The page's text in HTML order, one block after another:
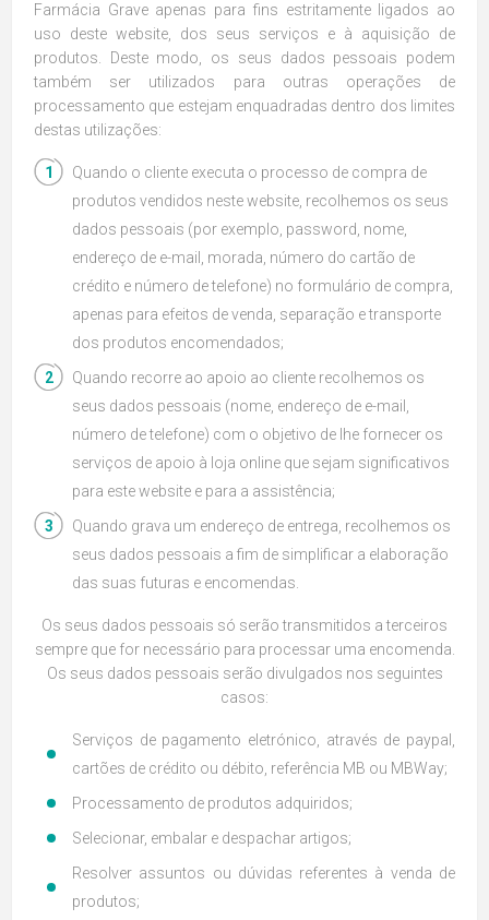
Farmácia Grave apenas para fins estritamente ligados ao
uso deste website, dos seus serviços e à aquisição de
produtos. Deste modo, os seus dados pessoais podem
também ser utilizados para outras operações de
processamento que estejam enquadradas dentro dos limites
destas utilizações:
Quando o cliente executa o processo de compra de
produtos vendidos neste website, recolhemos os seus
dados pessoais (por exemplo, password, nome,
endereço de e-mail, morada, número do cartão de
crédito e número de telefone) no formulário de compra,
apenas para efeitos de venda, separação e transporte
dos produtos encomendados;
Quando recorre ao apoio ao cliente recolhemos os
seus dados pessoais (nome, endereço de e-mail,
número de telefone) com o objetivo de lhe fornecer os
serviços de apoio à loja online que sejam significativos
para este website e para a assistência;
Quando grava um endereço de entrega, recolhemos os
seus dados pessoais a fim de simplificar a elaboração
das suas futuras e encomendas.
Os seus dados pessoais só serão transmitidos a terceiros
sempre que for necessário para processar uma encomenda.
Os seus dados pessoais serão divulgados nos seguintes
casos:
Serviços de pagamento eletrónico, através de paypal,
cartões de crédito ou débito, referência MB ou MBWay;
Processamento de produtos adquiridos;
Selecionar, embalar e despachar artigos;
Resolver assuntos ou dúvidas referentes à venda de
produtos;